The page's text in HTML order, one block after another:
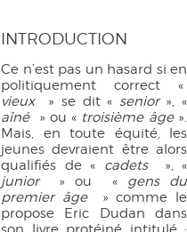
INTRODUCTION
Ce n’est pas un hasard si en
politiquement correct «
vieux
» se dit « senior », «
aîné
» ou « troisième âge ».
Mais, en toute équité, les
jeunes devraient être alors
qualifiés de « cadets
», «
junior
» ou « gens du
premier âge » comme le
propose Eric Dudan dans